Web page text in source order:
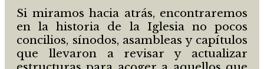
Si miramos hacia atrás, encontraremos
en la historia de la Iglesia no pocos
concilios, sínodos, asambleas y capítulos
que llevaron a revisar y actualizar